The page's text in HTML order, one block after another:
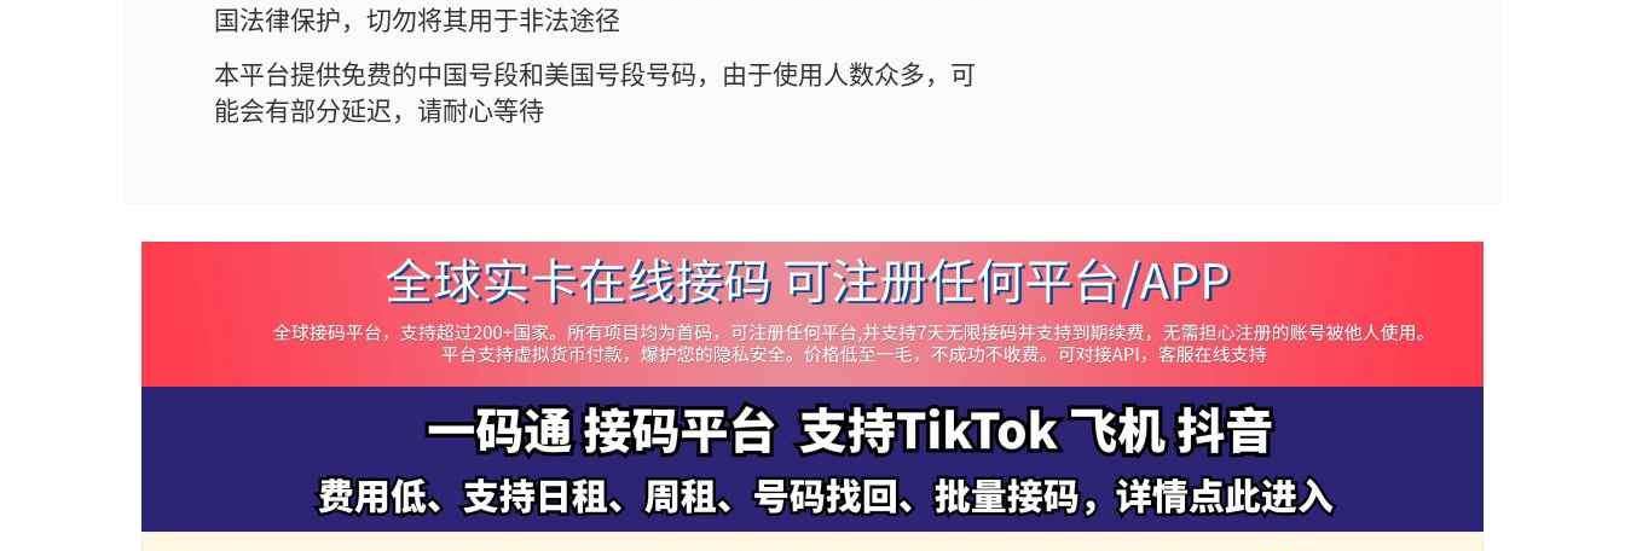
国法律保护，切勿将其用于非法途径
本平台提供免费的中国号段和美国号段号码，由于使用人数众多，可
能会有部分延迟，请耐心等待